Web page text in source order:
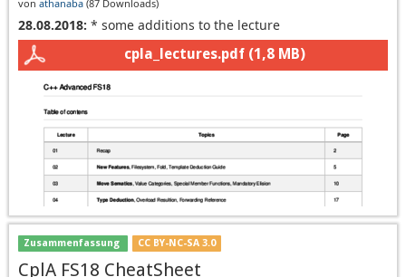
von athanaba (87 Downloads)
28.08.2018: * some additions to the lecture
cpla_lectures.pdf (1,8 MB)
Zusammenfassung CC BY-NC-SA 3.0
CplA FS18 CheatSheet